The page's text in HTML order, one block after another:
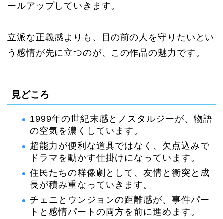
ールアップしていきます。
立派な正義感よりも、目の前の人を守りたいとい
う感情が先に立つのが、この作品の魅力です。
見どころ
1999年の世紀末感とノスタルジーが、物語
の空気を濃くしています。
超能力が便利な道具ではなく、欠点込みで
ドラマを動かす仕掛けになっています。
住民たちの群像劇として、友情と衝突と成
長が積み重なっていきます。
チェニとウンジョンの距離感が、事件パー
トと感情パートの両方を前に進めます。